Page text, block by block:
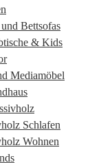
Bettsofas
& Kids
Mediamöbel
Schlafen
Wohnen